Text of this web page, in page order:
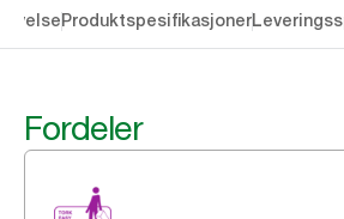
Produktspesifikasjoner
Fordeler